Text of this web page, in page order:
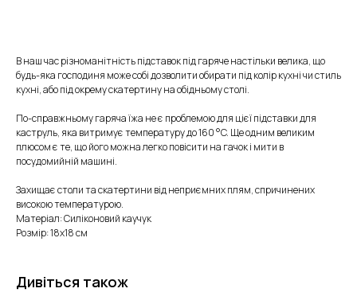
В наш час різноманітність підставок під гаряче настільки велика, що
будь-яка господиня може собі дозволити обирати під колір кухні чи стиль
кухні, або під окрему скатертину на обідньому столі.
По-справжньому гаряча їжа не є проблемою для цієї підставки для
каструль, яка витримує температуру до 160 °C. Ще одним великим
плюсом є те, що його можна легко повісити на гачок і мити в
посудомийній машині.
Захищає столи та скатертини від неприємних плям, спричинених
високою температурою.
Матеріал: Силіконовий каучук
Розмір: 18х18 см
Дивіться також